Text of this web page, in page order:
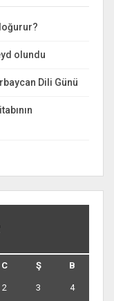
olundu
Dili Günü
C Ş B
2 3 4